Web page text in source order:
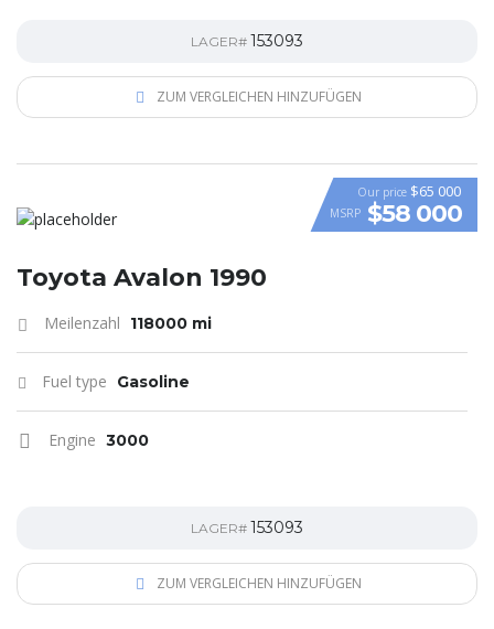
LAGER# 153093
ZUM VERGLEICHEN HINZUFÜGEN
VIDEO
Our price $65 000
MSRP $58 000
Toyota Avalon 1990
Meilenzahl 118000 mi
Fuel type Gasoline
Engine 3000
LAGER# 153093
ZUM VERGLEICHEN HINZUFÜGEN